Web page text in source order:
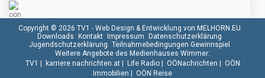
Copyright © 2026 TV1 - Web Design & Entwicklung von MELHORN.EU
Downloads Kontakt Impressum Datenschutzerklärung
Jugendschutzerklärung Teilnahmebedingungen Gewinnspiel
Weitere Angebote des Medienhauses Wimmer:
TV1 | karriere.nachrichten.at| Life Radio| OÖNachrichten | OÖN
Immobilien | OÖN Reise